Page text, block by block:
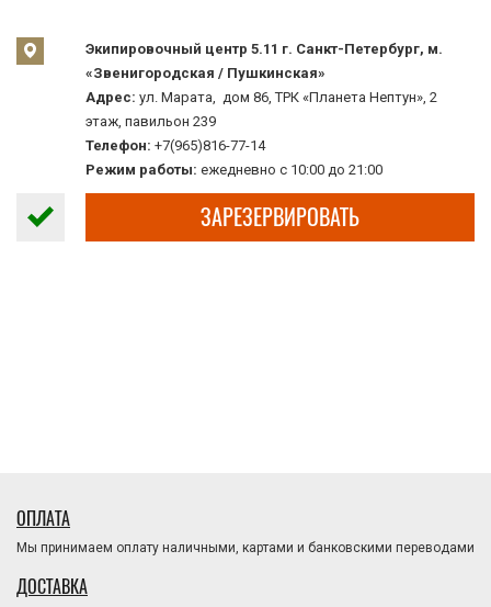
Экипировочный центр 5.11 г. Санкт-Петербург, м.
«Звенигородская / Пушкинская»
Адрес: ул. Марата, дом 86, ТРК «Планета Нептун», 2
этаж, павильон 239
Телефон: +7(965)816-77-14
Режим работы: ежедневно с 10:00 до 21:00
ЗАРЕЗЕРВИРОВАТЬ
ОПЛАТА
Мы принимаем оплату наличными, картами и банковскими переводами
ДОСТАВКА